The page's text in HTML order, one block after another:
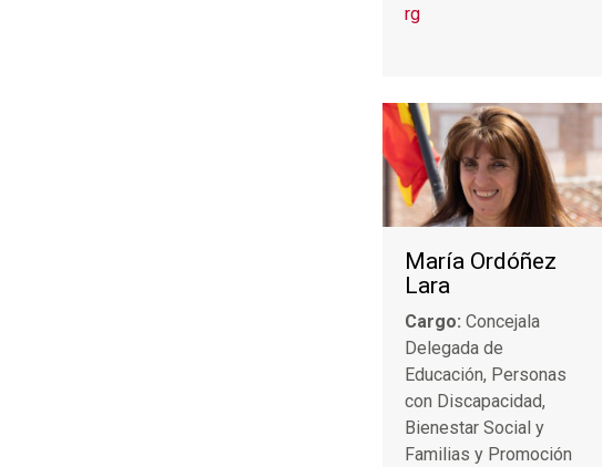
rg
María Ordóñez
Lara
Cargo: Concejala
Delegada de
Educación, Personas
con Discapacidad,
Bienestar Social y
Familias y Promoción